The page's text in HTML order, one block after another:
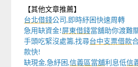
【其他文章推薦】
台北借錢公司,即時紓困快速周轉
急用缺資金!屏東借錢當舖助你渡難
手頭吃緊沒處籌,找尋台中支票借款
款快!
缺現金,急紓困,信義區當舖利息低信